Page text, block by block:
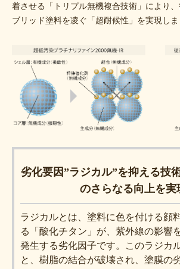
着させる「トリプル無機複合技術」により
ブリッド塗料を凌ぐ「超耐候性」を実現しま
劣化要因”ラジカル”を抑える技
のさらなる向上を実
ラジカルとは、塗料に色を付ける顔
る「酸化チタン」が、紫外線の影響
発生する劣化因子です。このラジカ
と、樹脂の結合が破壊され、塗膜の